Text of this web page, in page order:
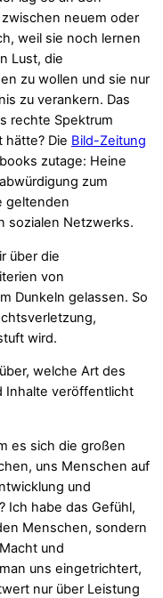
neuem oder
weil sie noch lernen
Lust, die
zu wollen und sie nur
zu verankern. Das
rechte Spektrum
Die Bild-Zeitung
zutage: Heine
zum
geltenden
sozialen Netzwerks.
über die
von
Dunkeln gelassen. So
wird.
welche Art des
Inhalte veröffentlicht
es sich die großen
uns Menschen auf
und
Ich habe das Gefühl,
Menschen, sondern
und
uns eingetrichtert,
nur über Leistung